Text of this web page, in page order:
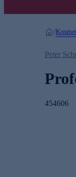
/
Peter
454606